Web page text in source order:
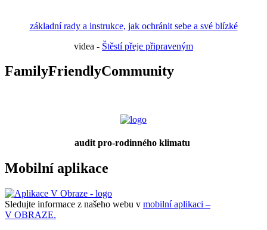
základní rady a instrukce, jak ochránit sebe a své blízké
videa - Štěstí přeje připraveným
FamilyFriendlyCommunity
audit pro-rodinného klimatu
Mobilní aplikace
Sledujte informace z našeho webu v mobilní aplikaci –
V OBRAZE.